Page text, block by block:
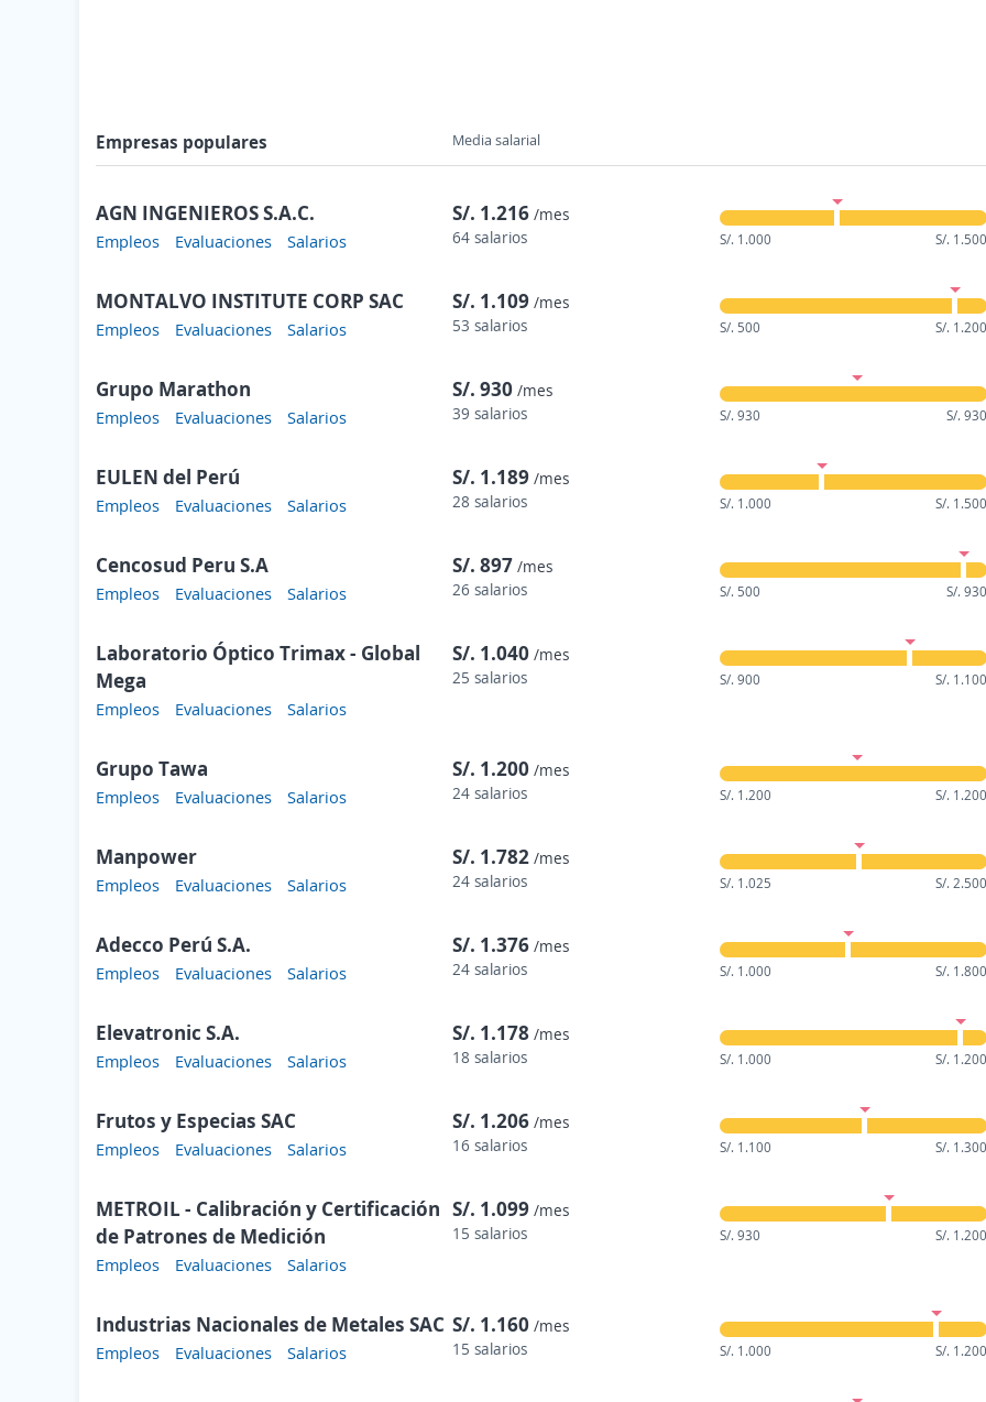
Empresas populares Media salarial
AGN INGENIEROS S.A.C.
Empleos Evaluaciones Salarios
S/. 1.216 /mes
64 salarios
S/. 1.000 S/. 1.500
MONTALVO INSTITUTE CORP SAC
Empleos Evaluaciones Salarios
S/. 1.109 /mes
53 salarios
S/. 500 S/. 1.200
Grupo Marathon
Empleos Evaluaciones Salarios
S/. 930 /mes
39 salarios
S/. 930 S/. 930
EULEN del Perú
Empleos Evaluaciones Salarios
S/. 1.189 /mes
28 salarios
S/. 1.000 S/. 1.500
Cencosud Peru S.A
Empleos Evaluaciones Salarios
S/. 897 /mes
26 salarios
S/. 500 S/. 930
Laboratorio Óptico Trimax - Global
Mega
Empleos Evaluaciones Salarios
S/. 1.040 /mes
25 salarios
S/. 900 S/. 1.100
Grupo Tawa
Empleos Evaluaciones Salarios
S/. 1.200 /mes
24 salarios
S/. 1.200 S/. 1.200
Manpower
Empleos Evaluaciones Salarios
S/. 1.782 /mes
24 salarios
S/. 1.025 S/. 2.500
Adecco Perú S.A.
Empleos Evaluaciones Salarios
S/. 1.376 /mes
24 salarios
S/. 1.000 S/. 1.800
Elevatronic S.A.
Empleos Evaluaciones Salarios
S/. 1.178 /mes
18 salarios
S/. 1.000 S/. 1.200
Frutos y Especias SAC
Empleos Evaluaciones Salarios
S/. 1.206 /mes
16 salarios
S/. 1.100 S/. 1.300
METROIL - Calibración y Certificación
de Patrones de Medición
Empleos Evaluaciones Salarios
S/. 1.099 /mes
15 salarios
S/. 930 S/. 1.200
Industrias Nacionales de Metales SAC
Empleos Evaluaciones Salarios
S/. 1.160 /mes
15 salarios
S/. 1.000 S/. 1.200